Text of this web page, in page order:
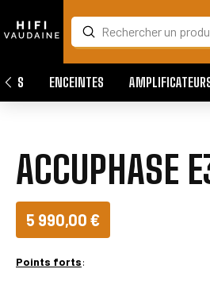
Search
Submit
ENCEINTES
ACCUPHASE
5 990,00 €
Points forts: